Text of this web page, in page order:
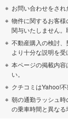
お問い合わせをされ
物件に関するお客
関与いたしません。
不動産購入の検討
より十分な説明を受
本ページの掲載内
い。
クチコミはYahoo!
朝の通勤ラッシュ
の乗車時間と異なる